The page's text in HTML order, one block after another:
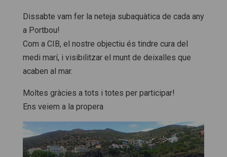
Dissabte vam fer la neteja subaquàtica de cada any
a Portbou!
Com a CIB, el nostre objectiu és tindre cura del
medi marí, i visibilitzar el munt de deixalles que
acaben al mar.
Moltes gràcies a tots i totes per participar!
Ens veiem a la propera